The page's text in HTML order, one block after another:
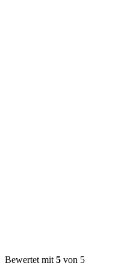
Bewertet mit 5 von 5